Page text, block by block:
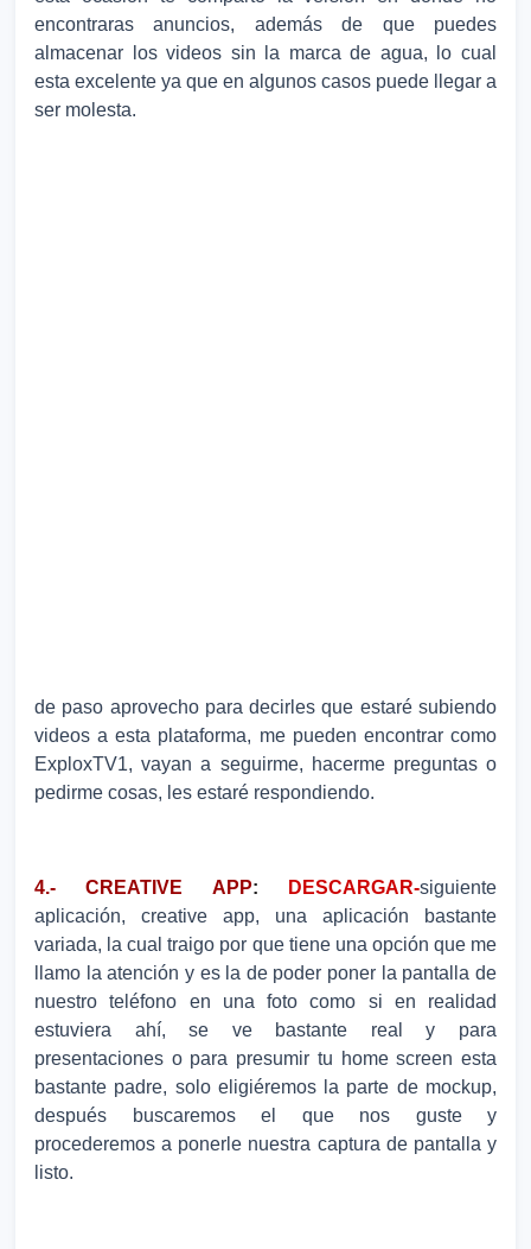
encontraras anuncios, además de que puedes
almacenar los videos sin la marca de agua, lo cual
esta excelente ya que en algunos casos puede llegar a
ser molesta.
de paso aprovecho para decirles que estaré subiendo
videos a esta plataforma, me pueden encontrar como
ExploxTV1, vayan a seguirme, hacerme preguntas o
pedirme cosas, les estaré respondiendo.
4.- CREATIVE APP: DESCARGAR-siguiente
aplicación, creative app, una aplicación bastante
variada, la cual traigo por que tiene una opción que me
llamo la atención y es la de poder poner la pantalla de
nuestro teléfono en una foto como si en realidad
estuviera ahí, se ve bastante real y para
presentaciones o para presumir tu home screen esta
bastante padre, solo eligiéremos la parte de mockup,
después buscaremos el que nos guste y
procederemos a ponerle nuestra captura de pantalla y
listo.